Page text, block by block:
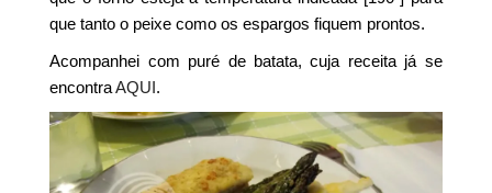
que tanto o peixe como os espargos fiquem prontos.
Acompanhei com puré de batata, cuja receita já se
encontraAQUI.